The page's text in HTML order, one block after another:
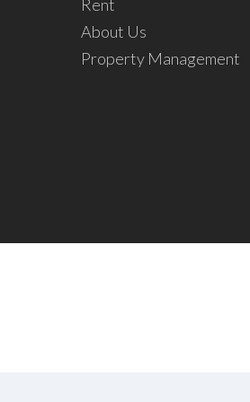
Rent
About Us
Property Management